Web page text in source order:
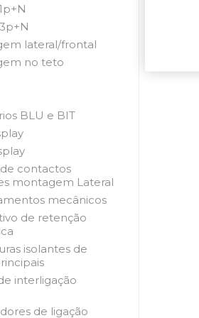
lateral/frontal
no teto
BLU e BIT
contactos
montagem Lateral
mecânicos
de retenção
isolantes de
interligação
de ligação